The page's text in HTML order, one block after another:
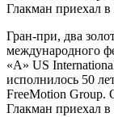
Глакман приехал
Гран-при, два
международного
«А» US
исполнилось 50
FreeMotion Group.
Глакман приехал